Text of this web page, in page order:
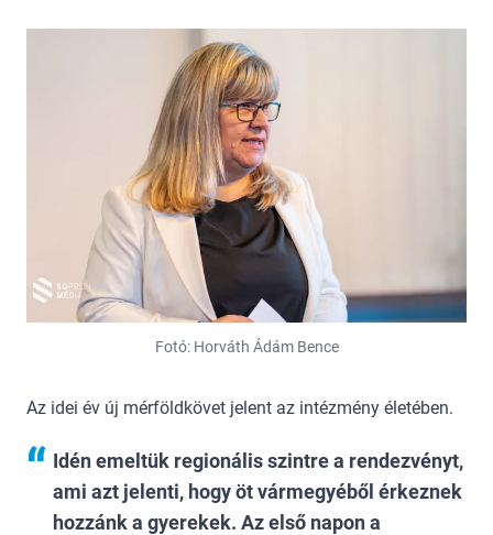
Fotó: Horváth Ádám Bence
Az idei év új mérföldkövet jelent az intézmény életében.
Idén emeltük regionális szintre a rendezvényt,
ami azt jelenti, hogy öt vármegyéből érkeznek
hozzánk a gyerekek. Az első napon a